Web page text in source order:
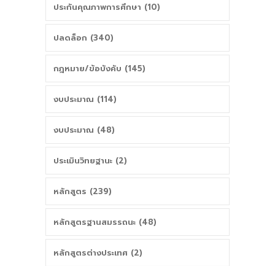
ประกันคุณภาพการศึกษา (10)
ปลดล็อก (340)
กฎหมาย/ข้อบังคับ (145)
งบประมาณ (114)
งบประมาณ (48)
ประเมินวิทยฐานะ (2)
หลักสูตร (239)
หลักสูตรฐานสมรรถนะ (48)
หลักสูตรต่างประเทศ (2)